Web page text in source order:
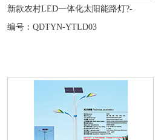
新款农村LED一体化太阳能路灯?-
编号：QDTYN-YTLD03